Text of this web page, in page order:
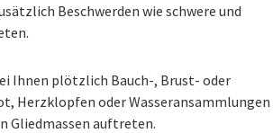
Beschwerden wie schwere und
Ihnen plötzlich Bauch-, Brust- oder
Herzklopfen oder Wasseransammlungen
Gliedmassen auftreten.